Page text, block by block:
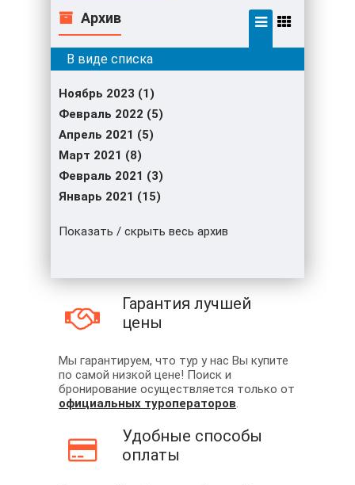
Архив
Ноябрь 2023 (1)
Февраль 2022 (5)
Апрель 2021 (5)
Март 2021 (8)
Февраль 2021 (3)
Январь 2021 (15)
Показать / скрыть весь архив
Гарантия лучшей
цены
Мы гарантируем, что тур у нас Вы купите
по самой низкой цене! Поиск и
бронирование осуществляется только от
официальных туроператоров.
Удобные способы
оплаты